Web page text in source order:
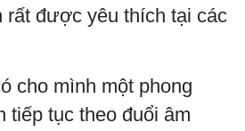
rất được yêu thích tại các
cho mình một phong
tiếp tục theo đuổi âm